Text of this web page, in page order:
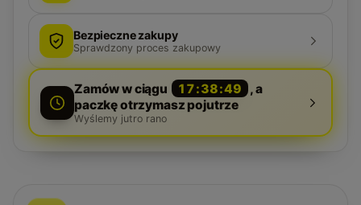
Bezpieczne zakupy
Sprawdzony proces zakupowy
Zamów w ciągu 17:38:48
, a
paczkę otrzymasz pojutrze
Wyślemy jutro rano